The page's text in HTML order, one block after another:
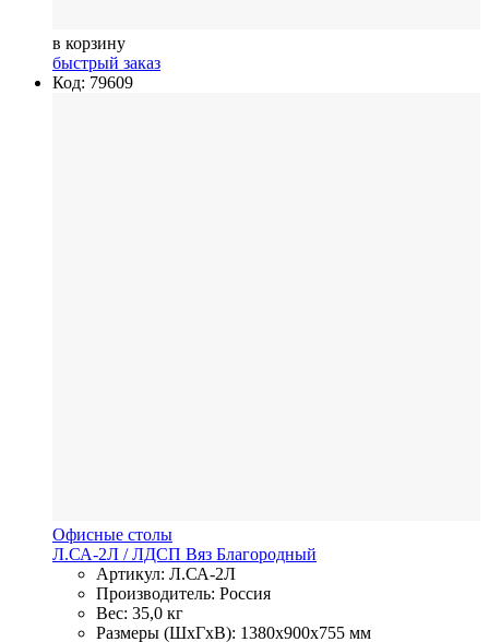
в корзину
быстрый заказ
Код: 79609
Офисные столы
Л.СА-2Л / ЛДСП Вяз Благородный
Артикул: Л.СА-2Л
Производитель: Россия
Вес: 35,0 кг
Размеры (ШхГхВ): 1380x900x755 мм